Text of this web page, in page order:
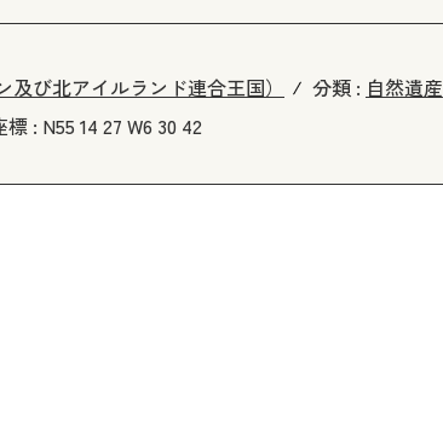
び北アイルランド連合王国） 分類 : 自然遺産
標 : N55 14 27 W6 30 42